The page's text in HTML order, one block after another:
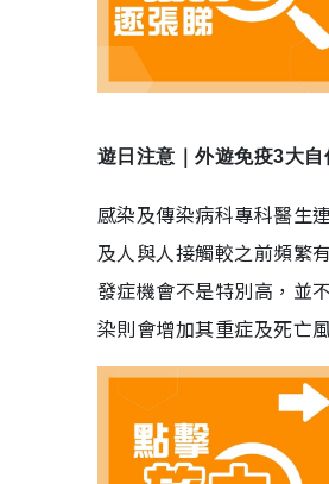
遊日注意｜外遊免疫3大自
感染及傳染病科專科醫生
及人與人接觸較之前頻繁
發症機會不是特別高，並
染則會增加其重症及死亡